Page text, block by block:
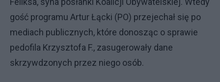
gość programu Artur Łącki (PO) przejechał się po
mediach publicznych, które donosząc o sprawie
pedofila Krzysztofa F., zasugerowały dane
skrzywdzonych przez niego osób.